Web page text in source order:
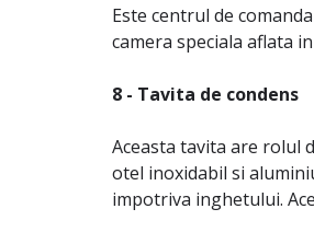
Este centrul de
camera speciala aflata
8 - Tavita de condens
Aceasta tavita are rolul
otel inoxidabil si
impotriva inghetului.